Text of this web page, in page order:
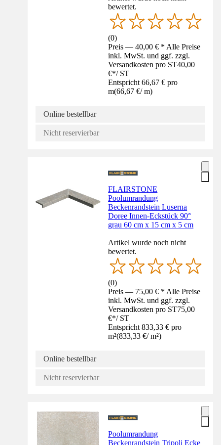
bewertet.
(0)
Preis — 40,00 € * Alle Preise
inkl. MwSt. und ggf. zzgl.
Versandkosten pro ST40,00
€*/ ST
Entspricht 66,67 € pro
m(66,67 €/ m)
Online bestellbar
Nicht reservierbar
FLAIRSTONE
Poolumrandung
Beckenrandstein Luserna
Doree Innen-Eckstück 90°
grau 60 cm x 15 cm x 5 cm
Artikel wurde noch nicht
bewertet.
(0)
Preis — 75,00 € * Alle Preise
inkl. MwSt. und ggf. zzgl.
Versandkosten pro ST75,00
€*/ ST
Entspricht 833,33 € pro
m²(833,33 €/ m²)
Online bestellbar
Nicht reservierbar
Poolumrandung
Beckenrandstein Tripoli Ecke